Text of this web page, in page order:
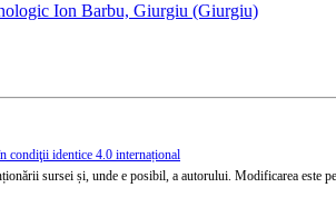
Ion Barbu, Giurgiu (Giurgiu)
condiţii identice 4.0 internațional
sursei și, unde e posibil, a autorului. Modificarea este